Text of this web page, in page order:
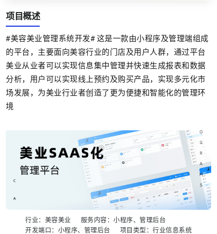
项目概述
#美容美业管理系统开发# 这是一款由小程序及管理端组成
的平台，主要面向美容行业的门店及用户人群，通过平台
美业从业者可以实现信息集中管理并快速生成报表和数据
分析，用户可以实现线上预约及购买产品，实现多元化市
场发展，为美业行业者创造了更为便捷和智能化的管理环
境
行业：美容美业
服务内容：小程序、管理后台
开发端口：小程序、管理后台
项目类型：行业信息系统